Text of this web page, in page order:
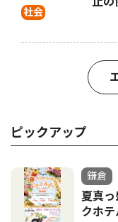
社会
ピックアップ
鎌倉
夏真
クホ